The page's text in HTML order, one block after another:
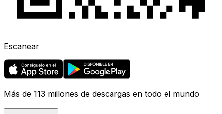
Escanear
Más de 113 millones de descargas en todo el mundo